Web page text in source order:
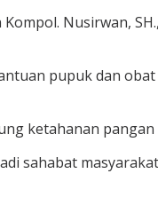
Nusirwan,
pupuk dan
ketahanan pangan
sahabat